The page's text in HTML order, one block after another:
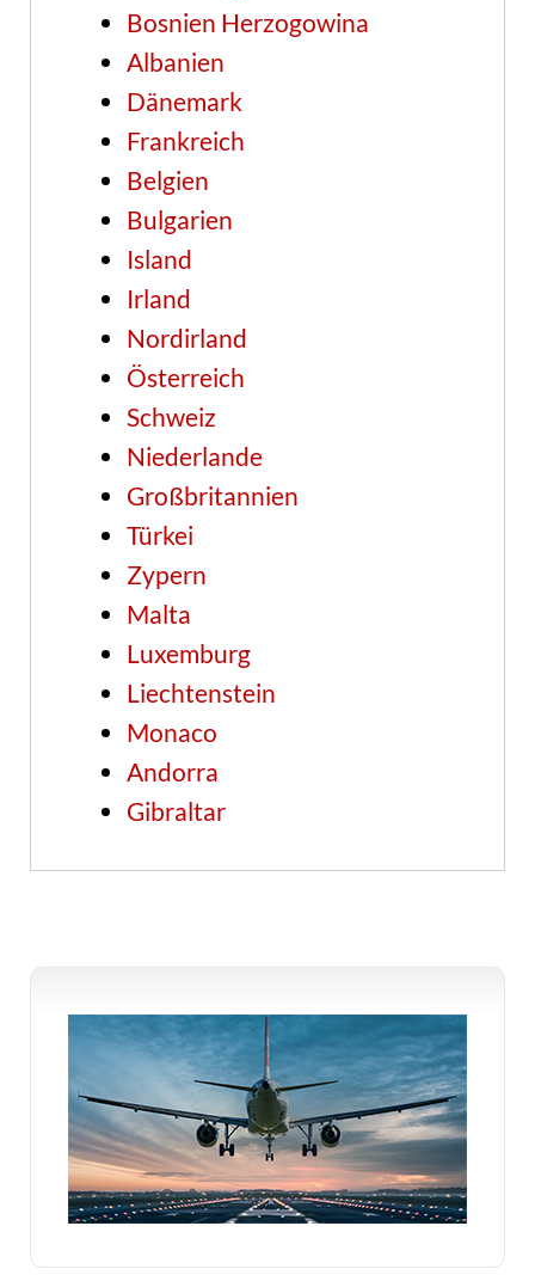
Bosnien Herzogowina
Albanien
Dänemark
Frankreich
Belgien
Bulgarien
Island
Irland
Nordirland
Österreich
Schweiz
Niederlande
Großbritannien
Türkei
Zypern
Malta
Luxemburg
Liechtenstein
Monaco
Andorra
Gibraltar